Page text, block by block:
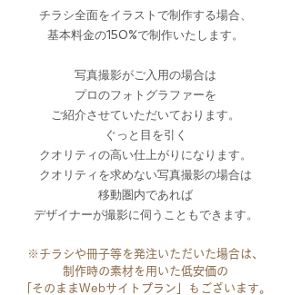
チラシ全面をイラストで制作する場合、
基本料金の150%で制作いたします。
写真撮影がご入用の場合は
プロのフォトグラファーを
ご紹介させていただいております。
ぐっと目を引く
クオリティの高い仕上がりになります。
クオリティを求めない写真撮影の場合は
​移動圏内であれば
デザイナーが撮影に伺うこともできます。
※チラシや冊子等を発注いただいた場合は、
制作時の素材を用いた低安価の
「そのままWebサイトプラン」もございます。